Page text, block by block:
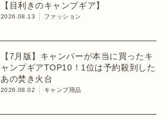
【目利きのキャンプギア】
2026.08.13 ファッション
【7月版】キャンパーが本当に買ったキ
ャンプギアTOP10！1位は予約殺到した
あの焚き火台
2026.08.02 キャンプ用品